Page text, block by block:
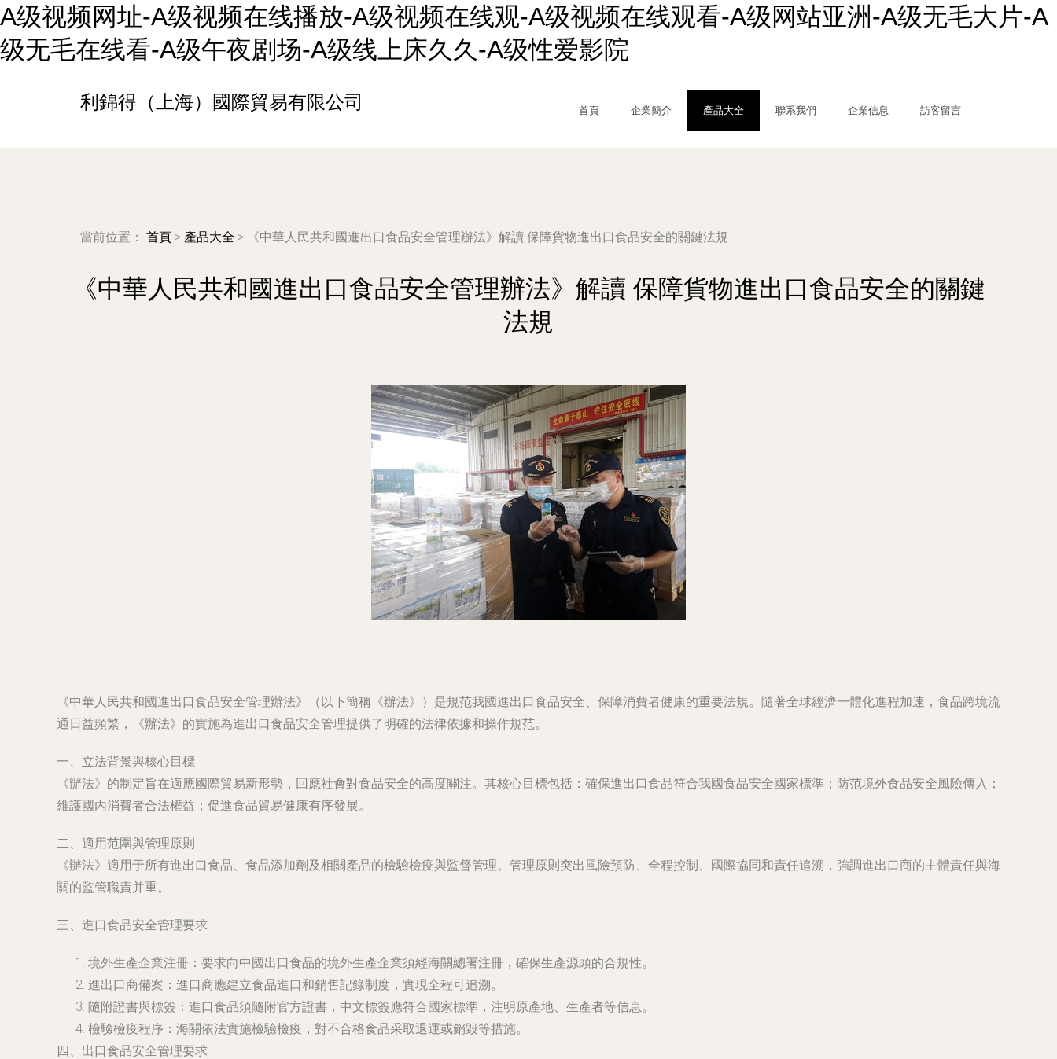
A级视频网址-A级视频在线播放-A级视频在线观-A级视频在线观看-A级网站亚洲-A级无毛大片-A
级无毛在线看-A级午夜剧场-A级线上床久久-A级性爱影院
利錦得（上海）國際貿易有限公司 首頁 企業簡介 產品大全 聯系我們 企業信息 訪客留言
當前位置： 首頁 > 產品大全 > 《中華人民共和國進出口食品安全管理辦法》解讀 保障貨物進出口食品安全的關鍵法規
《中華人民共和國進出口食品安全管理辦法》解讀 保障貨物進出口食品安全的關鍵
法規
《中華人民共和國進出口食品安全管理辦法》（以下簡稱《辦法》）是規范我國進出口食品安全、保障消費者健康的重要法規。隨著全球經濟一體化進程加速，食品跨境流
通日益頻繁，《辦法》的實施為進出口食品安全管理提供了明確的法律依據和操作規范。
一、立法背景與核心目標
《辦法》的制定旨在適應國際貿易新形勢，回應社會對食品安全的高度關注。其核心目標包括：確保進出口食品符合我國食品安全國家標準；防范境外食品安全風險傳入；
維護國內消費者合法權益；促進食品貿易健康有序發展。
二、適用范圍與管理原則
《辦法》適用于所有進出口食品、食品添加劑及相關產品的檢驗檢疫與監督管理。管理原則突出風險預防、全程控制、國際協同和責任追溯，強調進出口商的主體責任與海
關的監管職責并重。
三、進口食品安全管理要求
境外生產企業注冊：要求向中國出口食品的境外生產企業須經海關總署注冊，確保生產源頭的合規性。
進出口商備案：進口商應建立食品進口和銷售記錄制度，實現全程可追溯。
隨附證書與標簽：進口食品須隨附官方證書，中文標簽應符合國家標準，注明原產地、生產者等信息。
檢驗檢疫程序：海關依法實施檢驗檢疫，對不合格食品采取退運或銷毀等措施。
四、出口食品安全管理要求